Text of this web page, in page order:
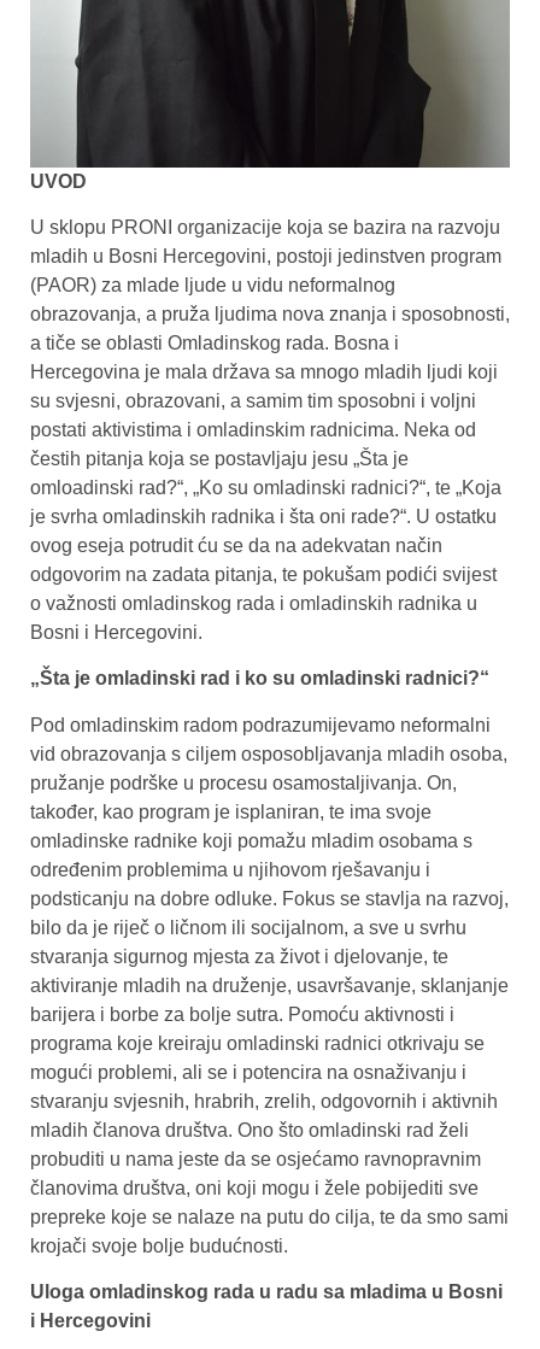
UVOD
U sklopu PRONI organizacije koja se bazira na razvoju
mladih u Bosni Hercegovini, postoji jedinstven program
(PAOR) za mlade ljude u vidu neformalnog
obrazovanja, a pruža ljudima nova znanja i sposobnosti,
a tiče se oblasti Omladinskog rada. Bosna i
Hercegovina je mala država sa mnogo mladih ljudi koji
su svjesni, obrazovani, a samim tim sposobni i voljni
postati aktivistima i omladinskim radnicima. Neka od
čestih pitanja koja se postavljaju jesu „Šta je
omloadinski rad?“, „Ko su omladinski radnici?“, te „Koja
je svrha omladinskih radnika i šta oni rade?“. U ostatku
ovog eseja potrudit ću se da na adekvatan način
odgovorim na zadata pitanja, te pokušam podići svijest
o važnosti omladinskog rada i omladinskih radnika u
Bosni i Hercegovini.
„Šta je omladinski rad i ko su omladinski radnici?“
Pod omladinskim radom podrazumijevamo neformalni
vid obrazovanja s ciljem osposobljavanja mladih osoba,
pružanje podrške u procesu osamostaljivanja. On,
također, kao program je isplaniran, te ima svoje
omladinske radnike koji pomažu mladim osobama s
određenim problemima u njihovom rješavanju i
podsticanju na dobre odluke. Fokus se stavlja na razvoj,
bilo da je riječ o ličnom ili socijalnom, a sve u svrhu
stvaranja sigurnog mjesta za život i djelovanje, te
aktiviranje mladih na druženje, usavršavanje, sklanjanje
barijera i borbe za bolje sutra. Pomoću aktivnosti i
programa koje kreiraju omladinski radnici otkrivaju se
mogući problemi, ali se i potencira na osnaživanju i
stvaranju svjesnih, hrabrih, zrelih, odgovornih i aktivnih
mladih članova društva. Ono što omladinski rad želi
probuditi u nama jeste da se osjećamo ravnopravnim
članovima društva, oni koji mogu i žele pobijediti sve
prepreke koje se nalaze na putu do cilja, te da smo sami
krojači svoje bolje budućnosti.
Uloga omladinskog rada u radu sa mladima u Bosni
i Hercegovini